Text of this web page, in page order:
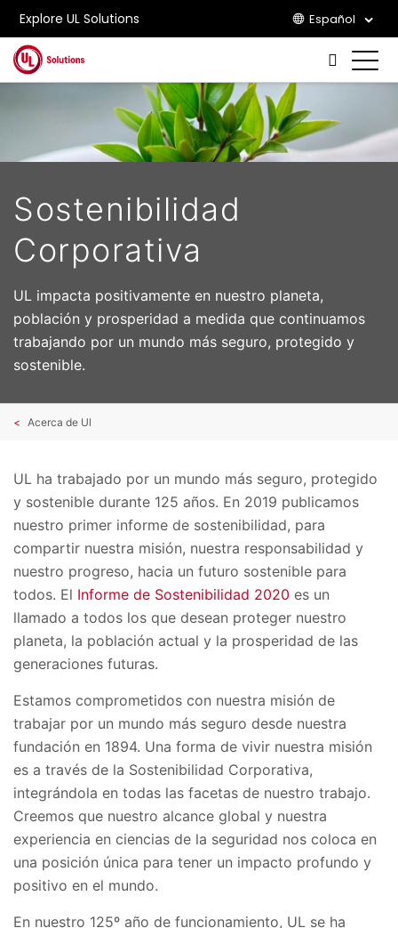
Explore UL Solutions Español
Skip to main content
Sostenibilidad
Corporativa
UL impacta positivamente en nuestro planeta,
población y prosperidad a medida que continuamos
trabajando por un mundo más seguro, protegido y
sostenible.
Acerca de Ul
UL ha trabajado por un mundo más seguro, protegido
y sostenible durante 125 años. En 2019 publicamos
nuestro primer informe de sostenibilidad, para
compartir nuestra misión, nuestra responsabilidad y
nuestro progreso, hacia un futuro sostenible para
todos. El Informe de Sostenibilidad 2020 es un
llamado a todos los que desean proteger nuestro
planeta, la población actual y la prosperidad de las
generaciones futuras.
Estamos comprometidos con nuestra misión de
trabajar por un mundo más seguro desde nuestra
fundación en 1894. Una forma de vivir nuestra misión
es a través de la Sostenibilidad Corporativa,
integrándola en todas las facetas de nuestro trabajo.
Creemos que nuestro alcance global y nuestra
experiencia en ciencias de la seguridad nos coloca en
una posición única para tener un impacto profundo y
positivo en el mundo.
En nuestro 125º año de funcionamiento, UL se ha